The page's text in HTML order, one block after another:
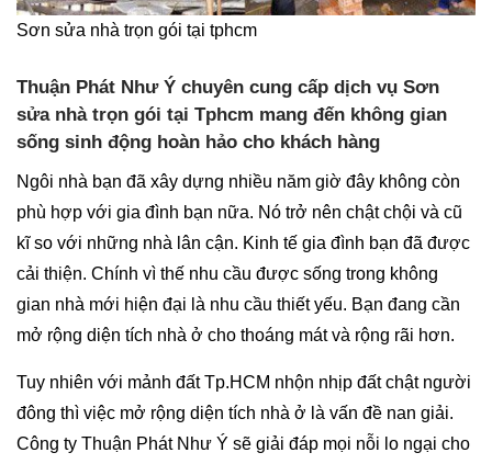
Sơn sửa nhà trọn gói tại tphcm
Thuận Phát Như Ý chuyên cung cấp dịch vụ Sơn
sửa nhà trọn gói tại Tphcm mang đến không gian
sống sinh động hoàn hảo cho khách hàng
Ngôi nhà bạn đã xây dựng nhiều năm giờ đây không còn
phù hợp với gia đình bạn nữa. Nó trở nên chật chội và cũ
kĩ so với những nhà lân cận. Kinh tế gia đình bạn đã được
cải thiện. Chính vì thế nhu cầu được sống trong không
gian nhà mới hiện đại là nhu cầu thiết yếu. Bạn đang cần
mở rộng diện tích nhà ở cho thoáng mát và rộng rãi hơn.
Tuy nhiên với mảnh đất Tp.HCM nhộn nhịp đất chật người
đông thì việc mở rộng diện tích nhà ở là vấn đề nan giải.
Công ty Thuận Phát Như Ý sẽ giải đáp mọi nỗi lo ngại cho